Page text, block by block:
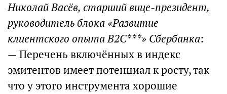
Николай Васёв, старший вице-президент,
руководитель блока «Развитие
клиентского опыта B2C***» Сбербанка:
— Перечень включённых в индекс
эмитентов имеет потенциал к росту, так
что у этого инструмента хорошие